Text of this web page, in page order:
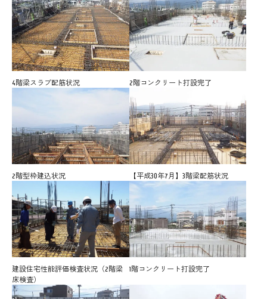
4階梁スラブ配筋状況 2階コンクリート打設完了
2階型枠建込状況 【平成30年7月】3階梁配筋状況
建設住宅性能評価検査状況（2階梁
床検査）
1階コンクリート打設完了